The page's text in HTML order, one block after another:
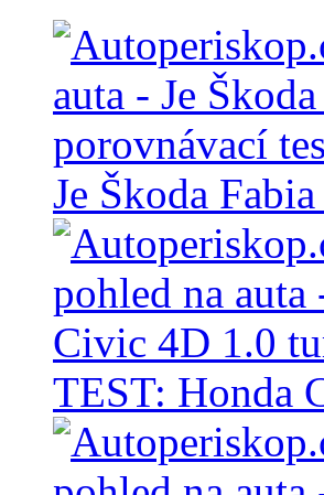
Je Škoda
TEST: Honda